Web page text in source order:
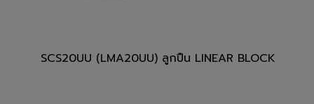
SCS20UU (LMA20UU) ลูกปืน LINEAR BLOCK